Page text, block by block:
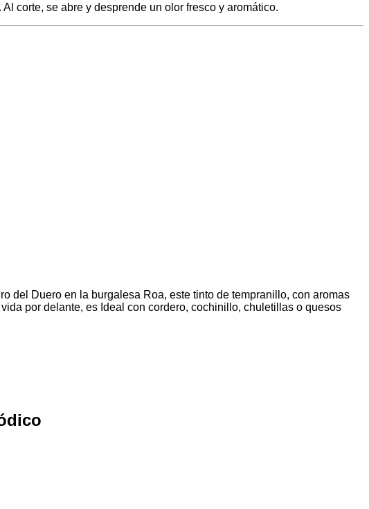
corte, se abre y desprende un olor fresco y aromático.
del Duero en la burgalesa Roa, este tinto de tempranillo, con aromas
por delante, es Ideal con cordero, cochinillo, chuletillas o quesos